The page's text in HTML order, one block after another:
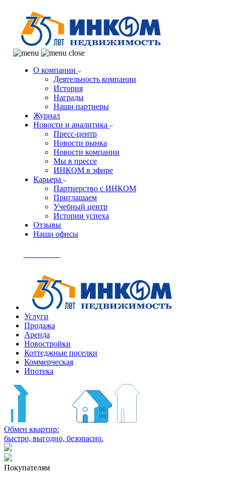
О компании
Деятельность компании
История
Награды
Наши партнеры
Журнал
Новости и аналитика
Пресс-центр
Новости рынка
Новости компании
Мы в прессе
ИНКОМ в эфире
Карьера
Партнерство с ИНКОМ
Приглашаем
Учебный центр
Истории успеха
Отзывы
Наши офисы
Услуги
Продажа
Аренда
Новостройки
Коттеджные поселки
Коммерческая
Ипотека
Обмен квартир:
быстро, выгодно, безопасно.
Покупателям